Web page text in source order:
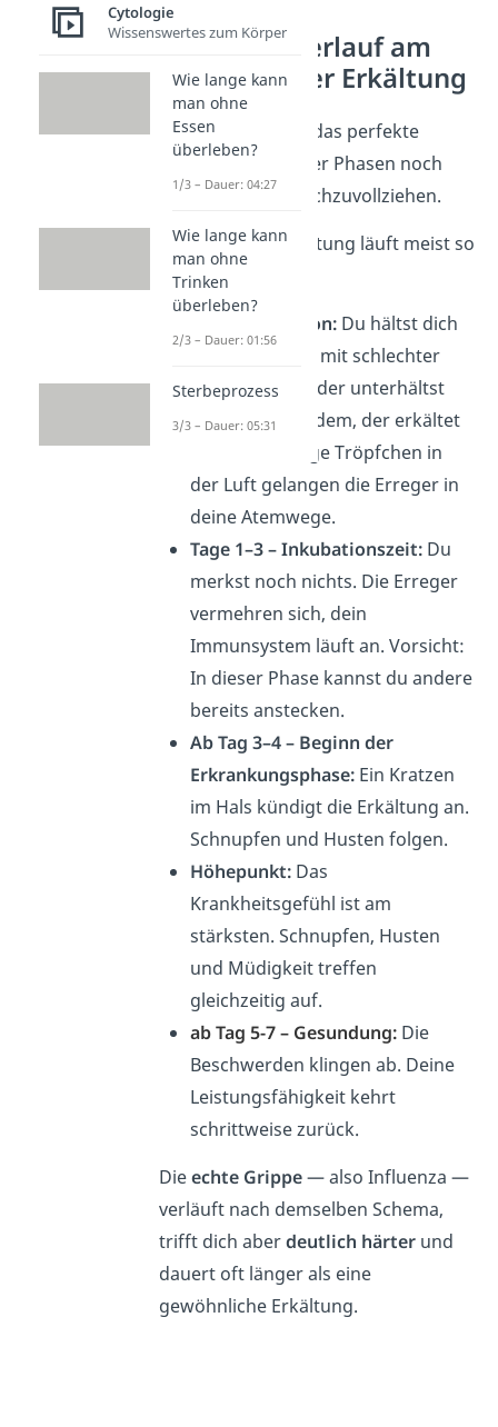
Infektionsverlauf am
Beispiel einer Erkältung
EineErkältung
ist das perfekte
Beispiel, um alle vier Phasen noch
einmal konkret nachzuvollziehen.
Eine typische Erkältung läuft meist so
ab:
Tag 0 – Infektion: Du hältst dich
in einem Raum mit schlechter
Frischluft auf oder unterhältst
dich mit jemandem, der erkältet
ist. Über winzige Tröpfchen in
der Luft gelangen die Erreger in
deine Atemwege.
Tage 1–3 – Inkubationszeit: Du
merkst noch nichts. Die Erreger
vermehren sich, dein
Immunsystem läuft an. Vorsicht:
In dieser Phase kannst du andere
bereits anstecken.
Ab Tag 3–4 – Beginn der
Erkrankungsphase: Ein Kratzen
im Hals kündigt die Erkältung an.
Schnupfen und Husten folgen.
Höhepunkt: Das
Krankheitsgefühl ist am
stärksten. Schnupfen, Husten
und Müdigkeit treffen
gleichzeitig auf.
ab Tag 5-7 – Gesundung: Die
Beschwerden klingen ab. Deine
Leistungsfähigkeit kehrt
schrittweise zurück.
Dieechte Grippe— also Influenza —
verläuft nach demselben Schema,
trifft dich aberdeutlich härter und
dauert oft länger als eine
gewöhnliche Erkältung.
Cytologie
Wissenswertes zum Körper
Wie lange kann
man ohne
Essen
überleben?
1/3 – Dauer: 04:27
Wie lange kann
man ohne
Trinken
überleben?
2/3 – Dauer: 01:56
Sterbeprozess
3/3 – Dauer: 05:31